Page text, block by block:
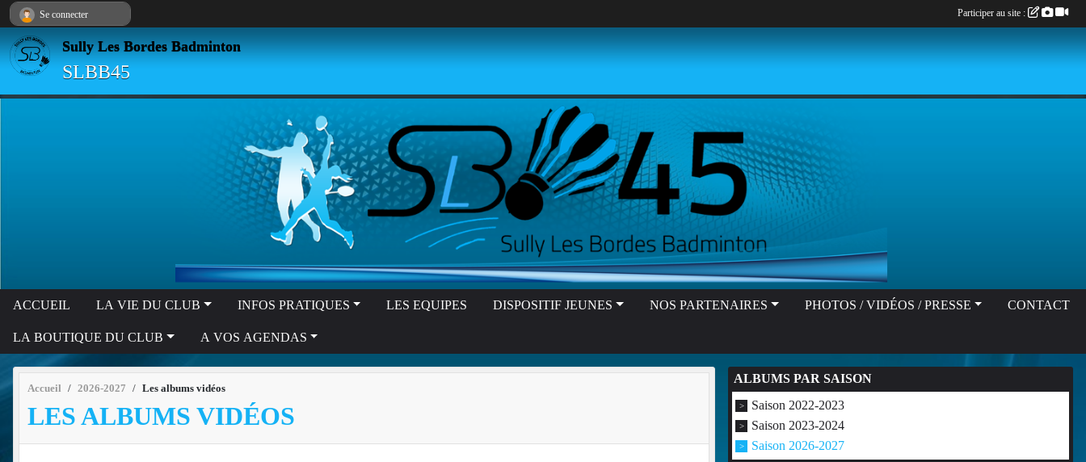
Sully Les Bordes Badminton
SLBB45
ACCUEIL LA VIE DU CLUB INFOS PRATIQUES LES EQUIPES DISPOSITIF JEUNES NOS PARTENAIRES PHOTOS / VIDÉOS / PRESSE CONTACT
LA BOUTIQUE DU CLUB A VOS AGENDAS
Accueil 2026-2027 Les albums vidéos
LES ALBUMS VIDÉOS
ALBUMS PAR SAISON
Saison 2022-2023
Saison 2023-2024
Saison 2026-2027
Se connecter Participer au site :
Panneau de gestion des cookies